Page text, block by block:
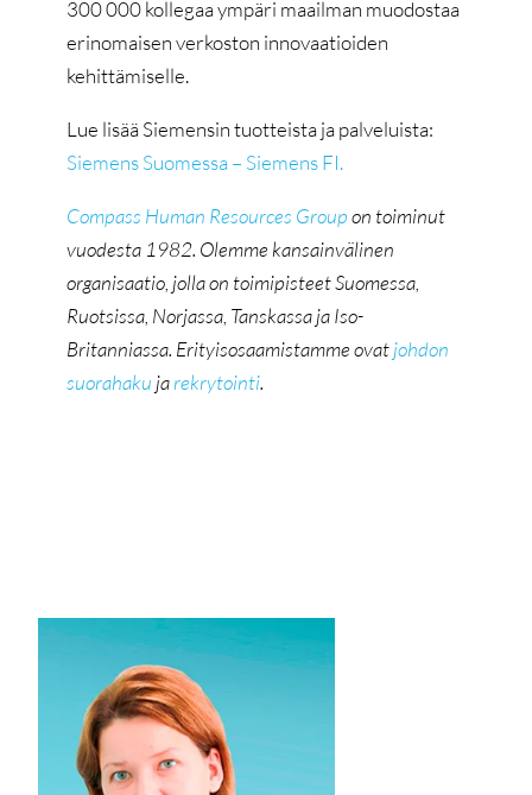
300 000 kollegaa ympäri maailman muodostaa
erinomaisen verkoston innovaatioiden
kehittämiselle.
Lue lisää Siemensin tuotteista ja palveluista:
Siemens Suomessa – Siemens FI.
Compass Human Resources Groupon toiminut
vuodesta 1982. Olemme kansainvälinen
organisaatio, jolla on toimipisteet Suomessa,
Ruotsissa, Norjassa, Tanskassa ja Iso-
Britanniassa. Erityisosaamistamme ovatjohdon
suorahaku jarekrytointi.